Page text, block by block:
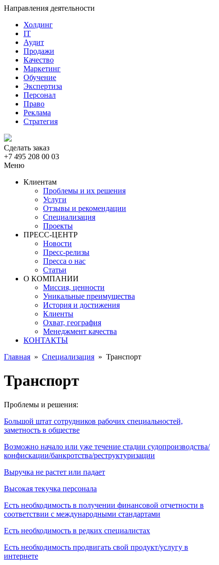
Направления деятельности
Холдинг
IT
Аудит
Продажи
Качество
Маркетинг
Обучение
Экспертиза
Персонал
Право
Реклама
Стратегия
Сделать заказ
+7 495 208 00 03
Меню
Клиентам
Проблемы и их решения
Услуги
Отзывы и рекомендации
Специализация
Проекты
ПРЕСС-ЦЕНТР
Новости
Пресс-релизы
Пресса о нас
Статьи
О КОМПАНИИ
Миссия, ценности
Уникальные преимущества
История и достижения
Клиенты
Охват, география
Менеджмент качества
КОНТАКТЫ
Главная » Специализация » Транспорт
Транспорт
Проблемы и решения:
Большой штат сотрудников рабочих специальностей,
заметность в обществе
Возможно начало или уже течение стадии судопроизводства/
конфискации/банкротства/реструктуризации
Выручка не растет или падает
Высокая текучка персонала
Есть необходимость в получении финансовой отчетности в
соответствии с международными стандартами
Есть необходимость в редких специалистах
Есть необходимость продвигать свой продукт/услугу в
интернете